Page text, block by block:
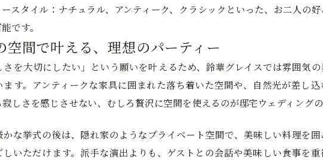
スタイル： ナチュラル、アンティーク、クラシックといった、お二人の
です。
空間で叶える、理想のパーティー
さを大切にしたい」という願いを叶えるため、鈴華グレイスでは雰囲気
ます。アンティークな家具に囲まれた落ち着いた空間や、自然光が差し
しさを感じさせない、むしろ贅沢に空間を使えるのが邸宅ウェディングの
かな挙式の後は、隠れ家のようなプライベート空間で、美味しい料理を
しいただけます。派手な演出よりも、ゲストとの会話や美味しい食事を